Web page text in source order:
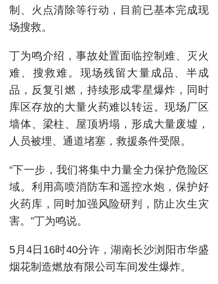
制、火点清除等行动，目前已基本完成现
场搜救。
丁为鸣介绍，事故处置面临控制难、灭火
难、搜救难。现场残留大量成品、半成
品，反复引燃，持续形成零星爆炸，同时
库区存放的大量火药难以转运。现场厂区
墙体、梁柱、屋顶坍塌，形成大量废墟，
人员被埋、通道堵塞，救援条件受限。
“下一步，我们将集中力量全力保护危险区
域。利用高喷消防车和遥控水炮，保护好
火药库，同时加强风险研判，防止次生灾
害。”丁为鸣说。
5月4日16时40分许，湖南长沙浏阳市华盛
烟花制造燃放有限公司车间发生爆炸。